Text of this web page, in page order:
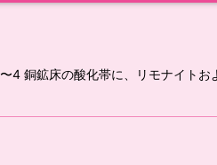
銅鉱床の酸化帯に、リモナイトお